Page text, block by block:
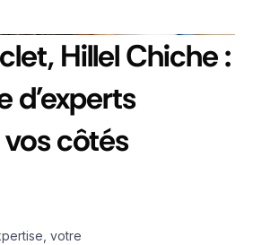
Hillel Chiche :
d'experts
côtés
votre